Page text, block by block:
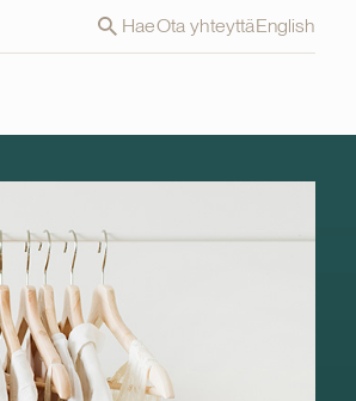
HaeOta yhteyttäEnglish